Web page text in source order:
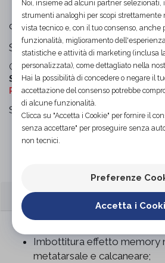
di FGP
Soletta
Codice OTGP:FGPYN19235|
S50W | Categoria:Calzature
Plantari ortopedici ed anatomici
Soletta
Imbottitura effetto memory
metatarsale e calcaneare;
Noi, insieme ad alcuni partner selezionati,
strumenti analoghi per scopi strettamente
vista tecnico e, con il tuo consenso, anche
funzionalità, miglioramento
statistiche e attività di marketing (inclusa
personalizzata), come dettagliato nella
Hai la possibilità di concedere o negare il
accettazione del consenso potrebbe
di alcune funzionalità.
Clicca su "Accetta i Cookie" per fornire il
senza accettare" per proseguire senza
non tecnici.
Preferenze
Accetta i